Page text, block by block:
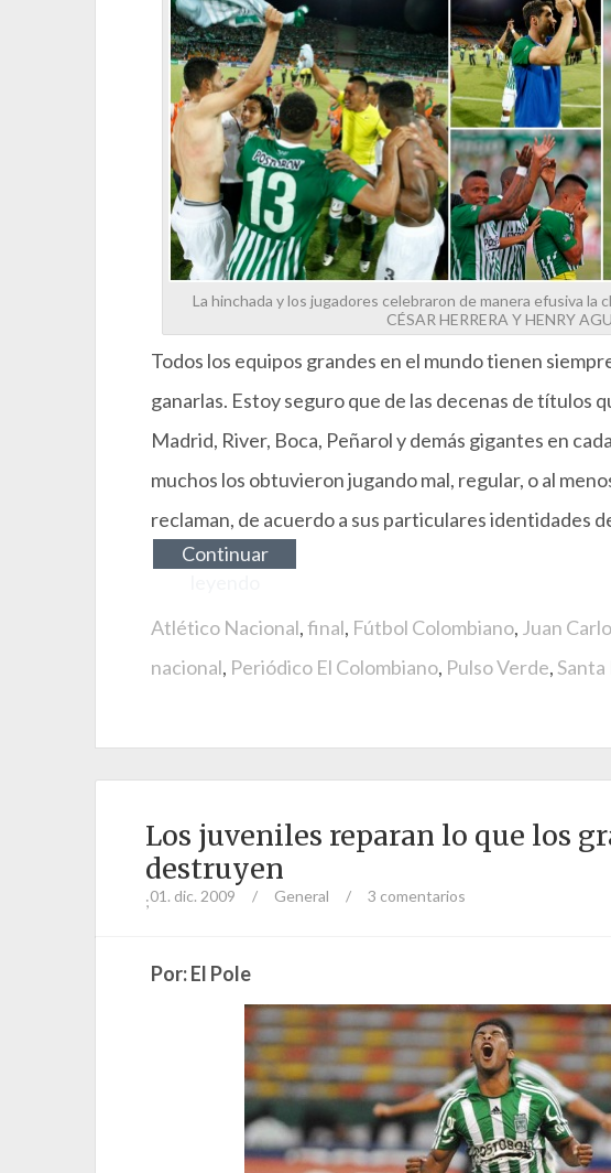
La hinchada y los jugadores celebraron de manera efusiva la
CÉSAR HERRERA Y HENRY
Todos los equipos grandes en el mundo tienen
ganarlas. Estoy seguro que de las decenas de títulos
Madrid, River, Boca, Peñarol y demás gigantes en
muchos los obtuvieron jugando mal, regular, o al
reclaman, de acuerdo a sus particulares identidades
Continuar
Atlético Nacional,final, Fútbol Colombiano, Juan
nacional, Periódico El Colombiano, Pulso Verde,Santa
Los juveniles reparan lo que los
destruyen
;01. dic. 2009 / General / 3 comentarios
Por: El Pole